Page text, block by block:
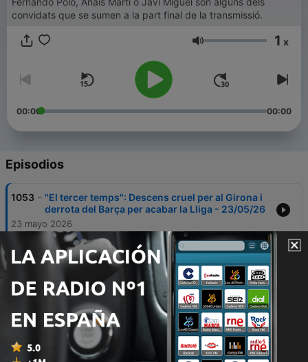
convidats que se sumen a la part final de la transmissió.
Volumen 1 x
00:00 00:00
Episodios
1053 - "El tercer temps": Descens cruel per al Girona i
derrota del Barça per acabar la Lliga - 23/05/26
23 mayo 2026
1052
"El tercer temps": Què ha significat
Lewandowski per al Barça? - 17/05/26
"El tercer temps": Quina ha de ser la prioritat del
Barça al mercat? - 13/05/26
13 mayo 2026
1050 - "El tercer temps": El Barça és campió de Lliga! -